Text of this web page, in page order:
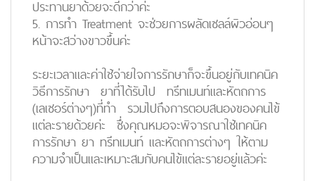
ประทานยาด้วยจะดีกว่าค่ะ
5. การทำ Treatment จะช่วยการผลัดเซลล์ผิวอ่อนๆ
หน้าจะสว่างขาวขึ้นค่ะ
ระยะเวลาและค่าใช้จ่ายใจการรักษาก็จะขึ้นอยู่กับเทคนิค
วิธีการรักษา ยาที่ได้รับไป ทรีทเมนท์และหัตถการ
(เลเซอร์ต่างๆ)ที่ทำ รวมไปถึงการตอบสนองของคนไข้
แต่ละรายด้วยค่ะ ซึ่งคุณหมอจะพิจารณาใช้เทคนิค
การรักษา ยา ทรีทเมนท์ และหัตถการต่างๆ ให้ตาม
ความจำเป็นและเหมาะสมกับคนไข้แต่ละรายอยู่แล้วค่ะ